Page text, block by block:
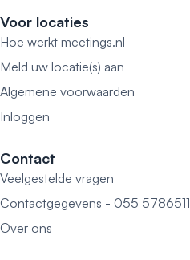
Voor locaties
Hoe werkt meetings.nl
Meld uw locatie(s) aan
Algemene voorwaarden
Inloggen
Contact
Veelgestelde vragen
Contactgegevens - 055 5786511
Over ons